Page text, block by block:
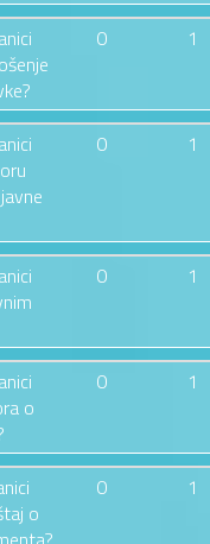
0 1
0 1
0 1
o
0 1
o
0 1